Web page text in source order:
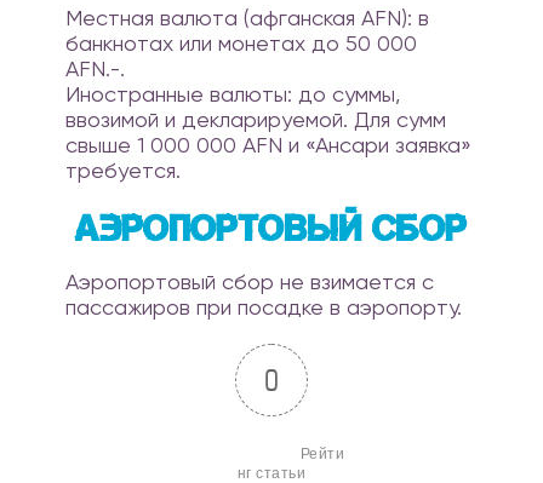
Местная валюта (афганская AFN): в
банкнотах или монетах до 50 000
AFN.-.
Иностранные валюты: до суммы,
ввозимой и декларируемой. Для сумм
свыше 1 000 000 AFN и «Ансари заявка»
требуется.
Аэропортовый сбор
Аэропортовый сбор не взимается с
пассажиров при посадке в аэропорту.
0
нг статьи